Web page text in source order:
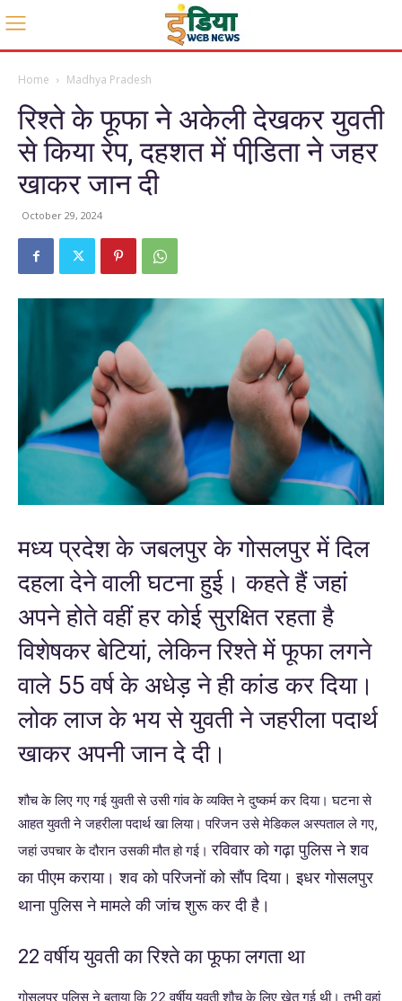
Home Madhya Pradesh
रिश्‍ते के फूफा ने अकेली देखकर युवती
से किया रेप, दहशत में पीडि़ता ने जहर
खाकर जान दी
October 29, 2024
मध्‍य प्रदेश के जबलपुर के गोसलपुर में दिल
दहला देने वाली घटना हुई। कहते हैं जहां
अपने होते वहीं हर कोई सुरक्षित रहता है
विशेषकर बेटियां, लेकिन रिश्‍ते में फूफा लगने
वाले 55 वर्ष के अधेड़ ने ही कांड कर दिया।
लोक लाज के भय से युवती ने जहरीला पदार्थ
खाकर अपनी जान दे दी।
शौच के लिए गए गई युवती से उसी गांव के व्य​क्ति ने दुष्कर्म कर दिया। घटना से
आहत युवती ने जहरीला पदार्थ खा लिया। परिजन उसे मेडिकल अस्पताल ले गए,
जहां उपचार के दौरान उसकी मौत हो गई।रविवार को गढ़ा पुलिस ने शव
का पीएम कराया। शव को परिजनों को सौंप दिया। इधर गोसलपुर
थाना पुलिस ने मामले की जांच शुरू कर दी है।
22 वर्षीय युवती का रिश्ते का फूफा लगता था
गोसलपुर पुलिस ने बताया कि 22 वर्षीय युवती शौच के लिए खेत गई थी। तभी वहां